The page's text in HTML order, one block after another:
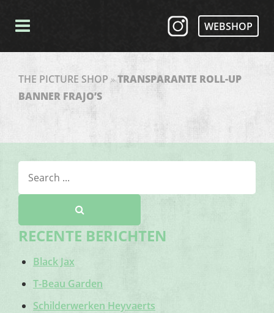
WEBSHOP
THE PICTURE SHOP»TRANSPARANTE ROLL-UP
BANNER FRAJO’S
RECENTE BERICHTEN
Black Jax
T-Beau Garden
Schilderwerken Heyvaerts